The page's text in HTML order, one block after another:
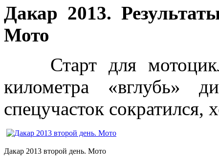
Дакар 2013.
Мото
Старт для
километра «вглубь»
спецучасток сократился,
Дакар 2013 второй день. Мото